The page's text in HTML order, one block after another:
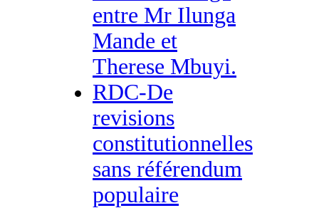
entre Mr Ilunga
Mande et
Therese Mbuyi.
RDC-De
revisions
constitutionnelles
sans référendum
populaire